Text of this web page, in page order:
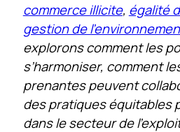
commerce illicite, égalité
gestion de
explorons comment les
s’harmoniser, comment
prenantes peuvent
des pratiques équitables
dans le secteur de